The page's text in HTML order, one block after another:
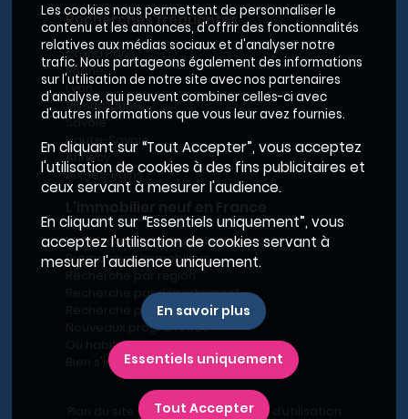
Recherches fréquentes
Grand Paris
Rhône
Lyon
Villeurbanne
Savoie
Haute-Savoie
Annecy
Aix-les-Bains
Le BRS dans la Métropole de Lyon
Promoteurs immobiliers
Recherche par département
Recherche par ville
Nouveaux programmes
Où habiter à Marseille ?
Bien s'installer
- Conditions générales d’utilisation
Les cookies nous permettent de personnaliser le
contenu et les annonces, d'offrir des fonctionnalités
relatives aux médias sociaux et d'analyser notre
trafic. Nous partageons également des informations
sur l'utilisation de notre site avec nos partenaires
d'analyse, qui peuvent combiner celles-ci avec
d'autres informations que vous leur avez fournies.
En cliquant sur “Tout Accepter”, vous acceptez
l'utilisation de cookies à des fins publicitaires et
ceux servant à mesurer l'audience.
En cliquant sur “Essentiels uniquement”, vous
acceptez l'utilisation de cookies servant à
mesurer l'audience uniquement.
En savoir plus
Essentiels uniquement
Tout Accepter